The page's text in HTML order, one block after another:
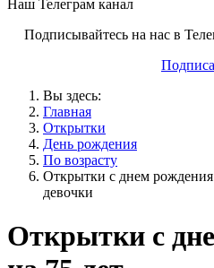
Наш Телеграм канал
Подписывайтесь на нас в
Вы здесь:
Главная
Открытки
День рождения
По возрасту
Открытки с днем рождения
девочки
Открытки с